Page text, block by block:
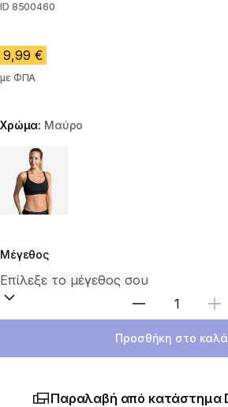
ID 8500460
9,99 €
με ΦΠΑ
Χρώμα: Μαύρο
Choose a variant
Μέγεθος
Επιλέξτε
Προσθήκη στο
Παραλαβή από κατάστημα